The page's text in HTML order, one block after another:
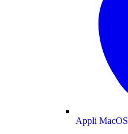
Appli MacOS